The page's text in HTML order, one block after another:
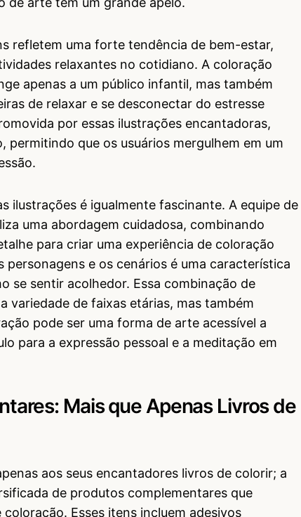
refletem uma forte tendência de bem-estar,
relaxantes no cotidiano. A coloração
apenas a um público infantil, mas também
de relaxar e se desconectar do estresse
por essas ilustrações encantadoras,
permitindo que os usuários mergulhem em um
ilustrações é igualmente fascinante. A equipe de
uma abordagem cuidadosa, combinando
para criar uma experiência de coloração
personagens e os cenários é uma característica
se sentir acolhedor. Essa combinação de
variedade de faixas etárias, mas também
pode ser uma forma de arte acessível a
para a expressão pessoal e a meditação em
Mais que Apenas Livros de
aos seus encantadores livros de colorir; a
de produtos complementares que
Esses itens incluem adesivos